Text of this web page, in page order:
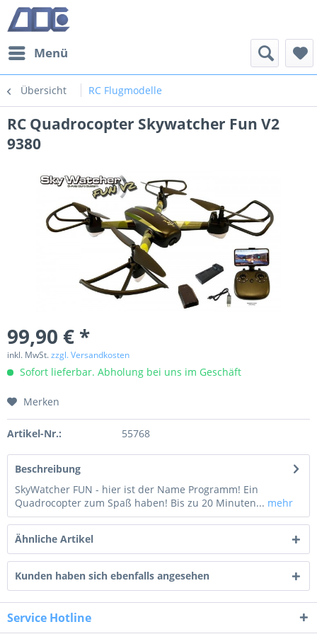
Menü
Übersicht RC Flugmodelle
RC Quadrocopter Skywatcher Fun V2
9380
99,90 € *
inkl. MwSt.zzgl. Versandkosten
Sofort lieferbar. Abholung bei uns im Geschäft
Merken
Artikel-Nr.: 55768
Beschreibung
SkyWatcher FUN - hier ist der Name Programm! Ein
Quadrocopter zum Spaß haben! Bis zu 20 Minuten... mehr
Ähnliche Artikel
Kunden haben sich ebenfalls angesehen
Service Hotline